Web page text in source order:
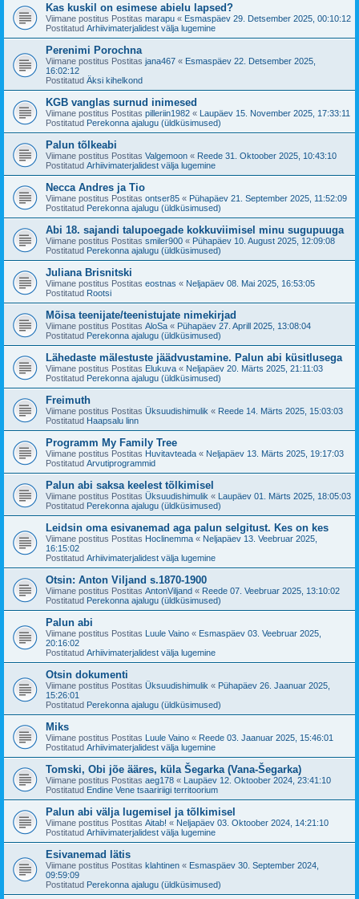
Kas kuskil on esimese abielu lapsed?
Viimane postitus Postitas marapu « Esmaspäev 29. Detsember 2025, 00:10:12
Postitatud Arhiivimaterjalidest välja lugemine
Perenimi Porochna
Viimane postitus Postitas jana467 « Esmaspäev 22. Detsember 2025,
16:02:12
Postitatud Äksi kihelkond
KGB vanglas surnud inimesed
Viimane postitus Postitas pilleriin1982 « Laupäev 15. November 2025, 17:33:11
Postitatud Perekonna ajalugu (üldküsimused)
Palun tõlkeabi
Viimane postitus Postitas Valgemoon « Reede 31. Oktoober 2025, 10:43:10
Postitatud Arhiivimaterjalidest välja lugemine
Necca Andres ja Tio
Viimane postitus Postitas ontser85 « Pühapäev 21. September 2025, 11:52:09
Postitatud Perekonna ajalugu (üldküsimused)
Abi 18. sajandi talupoegade kokkuviimisel minu sugupuuga
Viimane postitus Postitas smiler900 « Pühapäev 10. August 2025, 12:09:08
Postitatud Perekonna ajalugu (üldküsimused)
Juliana Brisnitski
Viimane postitus Postitas eostnas « Neljapäev 08. Mai 2025, 16:53:05
Postitatud Rootsi
Mõisa teenijate/teenistujate nimekirjad
Viimane postitus Postitas AloSa « Pühapäev 27. Aprill 2025, 13:08:04
Postitatud Perekonna ajalugu (üldküsimused)
Lähedaste mälestuste jäädvustamine. Palun abi küsitlusega
Viimane postitus Postitas Elukuva « Neljapäev 20. Märts 2025, 21:11:03
Postitatud Perekonna ajalugu (üldküsimused)
Freimuth
Viimane postitus Postitas Üksuudishimulik « Reede 14. Märts 2025, 15:03:03
Postitatud Haapsalu linn
Programm My Family Tree
Viimane postitus Postitas Huvitavteada « Neljapäev 13. Märts 2025, 19:17:03
Postitatud Arvutiprogrammid
Palun abi saksa keelest tõlkimisel
Viimane postitus Postitas Üksuudishimulik « Laupäev 01. Märts 2025, 18:05:03
Postitatud Perekonna ajalugu (üldküsimused)
Leidsin oma esivanemad aga palun selgitust. Kes on kes
Viimane postitus Postitas Hoclinemma « Neljapäev 13. Veebruar 2025,
16:15:02
Postitatud Arhiivimaterjalidest välja lugemine
Otsin: Anton Viljand s.1870-1900
Viimane postitus Postitas AntonViljand « Reede 07. Veebruar 2025, 13:10:02
Postitatud Perekonna ajalugu (üldküsimused)
Palun abi
Viimane postitus Postitas Luule Vaino « Esmaspäev 03. Veebruar 2025,
20:16:02
Postitatud Arhiivimaterjalidest välja lugemine
Otsin dokumenti
Viimane postitus Postitas Üksuudishimulik « Pühapäev 26. Jaanuar 2025,
15:26:01
Postitatud Perekonna ajalugu (üldküsimused)
Miks
Viimane postitus Postitas Luule Vaino « Reede 03. Jaanuar 2025, 15:46:01
Postitatud Arhiivimaterjalidest välja lugemine
Tomski, Obi jõe ääres, küla Šegarka (Vana-Šegarka)
Viimane postitus Postitas aeg178 « Laupäev 12. Oktoober 2024, 23:41:10
Postitatud Endine Vene tsaaririigi territoorium
Palun abi välja lugemisel ja tõlkimisel
Viimane postitus Postitas Aitab! « Neljapäev 03. Oktoober 2024, 14:21:10
Postitatud Arhiivimaterjalidest välja lugemine
Esivanemad lätis
Viimane postitus Postitas klahtinen « Esmaspäev 30. September 2024,
09:59:09
Postitatud Perekonna ajalugu (üldküsimused)